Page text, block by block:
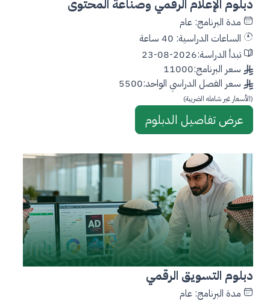
دبلوم الإعلام الرقمي وصناعة المحتوى
مدة البرنامج: عام
الساعات الدراسية: 40 ساعة
تبدأ الدراسة:2026-08-23
سعر البرنامج:11000
سعر الفصل الدراسي الواحد:5500
(الأسعار غير شامله الضريبة)
عرض تفاصيل الدبلوم
دبلوم التسويق الرقمي
مدة البرنامج: عام